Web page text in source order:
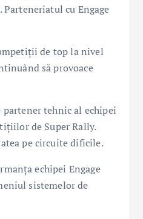
cu Engage
de top la nivel
să provoace
tehnic al echipei
de Super Rally.
pe circuite dificile.
echipei Engage
sistemelor de